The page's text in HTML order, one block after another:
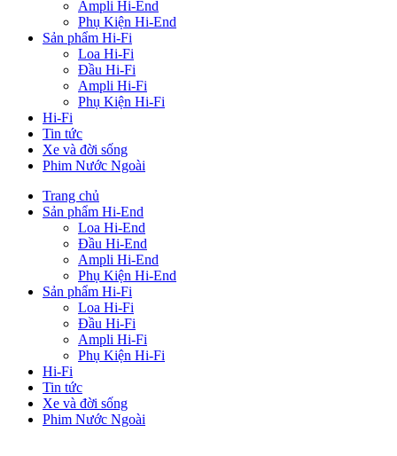
Ampli Hi-End
Phụ Kiện Hi-End
Sản phẩm Hi-Fi
Loa Hi-Fi
Đầu Hi-Fi
Ampli Hi-Fi
Phụ Kiện Hi-Fi
Hi-Fi
Tin tức
Xe và đời sống
Phim Nước Ngoài
Trang chủ
Sản phẩm Hi-End
Loa Hi-End
Đầu Hi-End
Ampli Hi-End
Phụ Kiện Hi-End
Sản phẩm Hi-Fi
Loa Hi-Fi
Đầu Hi-Fi
Ampli Hi-Fi
Phụ Kiện Hi-Fi
Hi-Fi
Tin tức
Xe và đời sống
Phim Nước Ngoài